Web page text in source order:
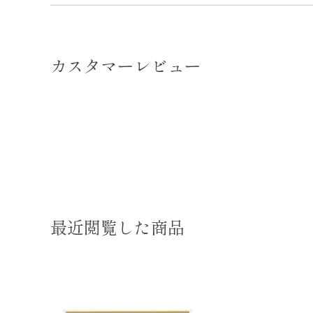
カスタマーレビュー
最近閲覧した商品